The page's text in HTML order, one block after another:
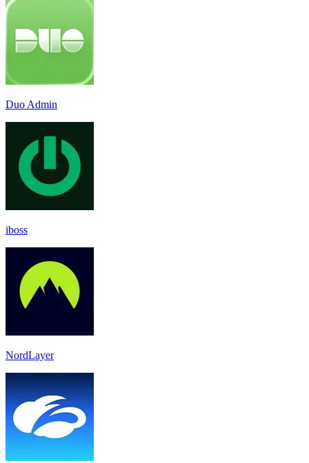
Duo Admin
iboss
NordLayer